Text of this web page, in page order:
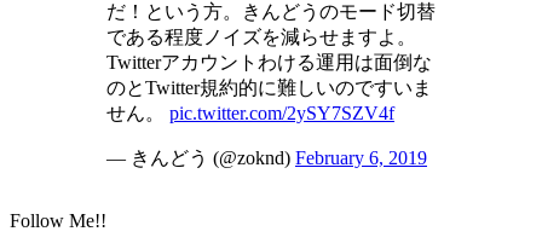
だ！という方。きんどうのモード切替
である程度ノイズを減らせますよ。
Twitterアカウントわける運用は面倒な
のとTwitter規約的に難しいのですいま
せん。 pic.twitter.com/2ySY7SZV4f
— きんどう (@zoknd) February 6, 2019
Follow Me!!